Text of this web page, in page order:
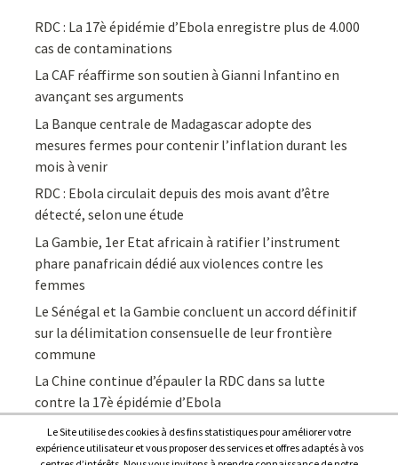
RDC : La 17è épidémie d’Ebola enregistre plus de 4.000
cas de contaminations
La CAF réaffirme son soutien à Gianni Infantino en
avançant ses arguments
La Banque centrale de Madagascar adopte des
mesures fermes pour contenir l’inflation durant les
mois à venir
RDC : Ebola circulait depuis des mois avant d’être
détecté, selon une étude
La Gambie, 1er Etat africain à ratifier l’instrument
phare panafricain dédié aux violences contre les
femmes
Le Sénégal et la Gambie concluent un accord définitif
sur la délimitation consensuelle de leur frontière
commune
La Chine continue d’épauler la RDC dans sa lutte
contre la 17è épidémie d’Ebola
Le Site utilise des cookies à des fins statistiques pour améliorer votre
expérience utilisateur et vous proposer des services et offres adaptés à vos